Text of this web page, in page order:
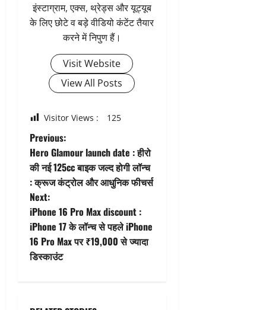
इंस्टाग्राम, एक्स, थ्रेड्स और यूट्यूब
के लिए छोटे व बड़े वीडियो कंटेंट तैयार
करने में निपुण हैं।
Visit Website
View All Posts
Visitor Views : 125
P
o
s
t
n
a
Previous:
Hero Glamour launch date : हीरो
की नई 125cc बाइक जल्द होगी लॉन्च
: क्रूज कंट्रोल और आधुनिक फीचर्स
Next:
iPhone 16 Pro Max discount :
iPhone 17 के लॉन्च से पहले iPhone
16 Pro Max पर ₹19,000 से ज्यादा
डिस्काउंट